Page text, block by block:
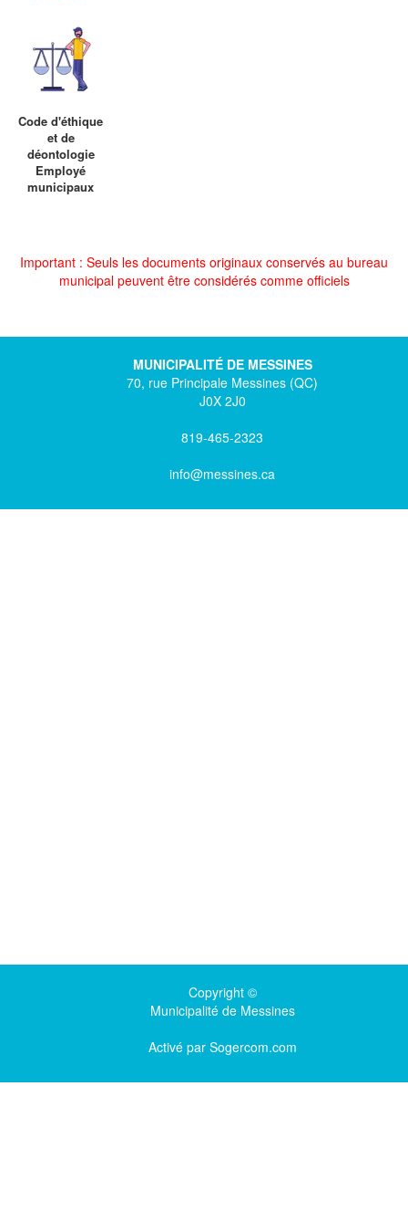
Code d'éthique
et de
déontologie
Employé
municipaux
Important : Seuls les documents originaux conservés au bureau
municipal peuvent être considérés comme officiels
MUNICIPALITÉ DE MESSINES
70, rue Principale Messines (QC)
J0X 2J0
819-465-2323
info@messines.ca
Copyright ©
Municipalité de Messines
Activé par Sogercom.com